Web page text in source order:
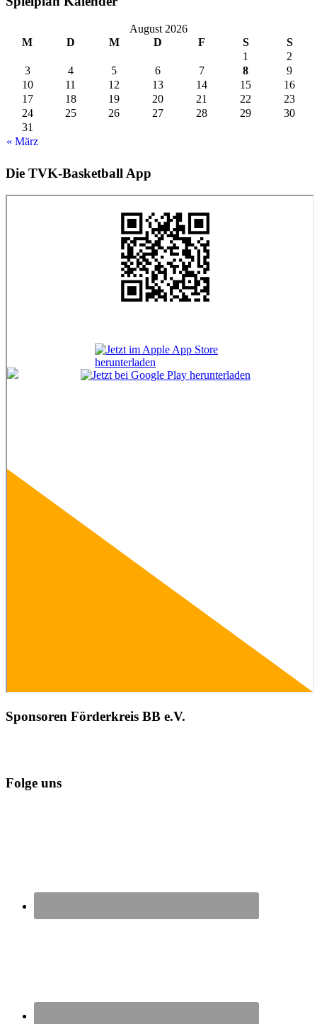
August 2026
M
D M D F S S
« März
1
2
3
4 5 6 7 8
9
10
11 12 13 14 15
16
17
18 19 20 21 22
23
24
25 26 27 28 29
30
31
Die TVK-Basketball App
Sponsoren Förderkreis BB e.V.
Folge uns